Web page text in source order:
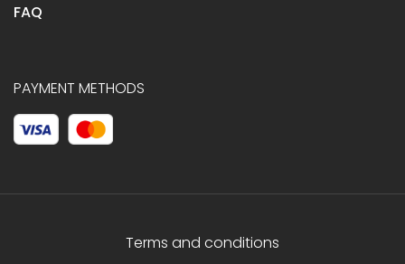
FAQ
PAYMENT METHODS
Terms and conditions